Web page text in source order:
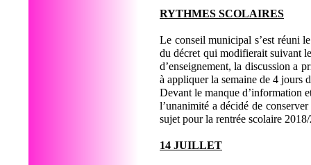
RYTHMES SCOLAIRES
Le conseil municipal s’est réuni
du décret qui modifierait suivant
d’enseignement, la discussion a
à appliquer la semaine de 4 jours
Devant le manque d’information
l’unanimité a décidé de
sujet pour la rentrée scolaire
14 JUILLET